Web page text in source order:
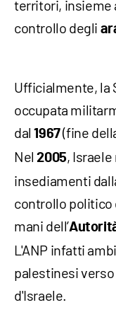
territori, insieme
controllo degli
Ufficialmente, la
occupata
dal1967(fine
Nel2005,
insediamenti
controllo politico
mani dell’
L'ANP infatti
palestinesi
d'Israele.